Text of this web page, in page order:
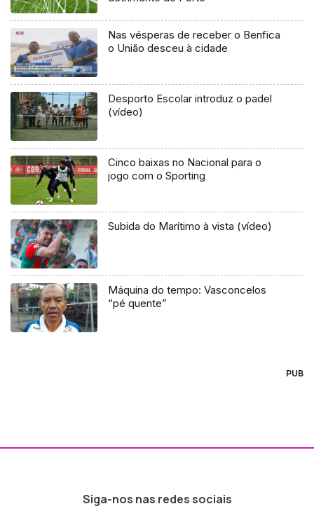
Nas vésperas de receber o Benfica
o União desceu à cidade
Desporto Escolar introduz o padel
(vídeo)
Cinco baixas no Nacional para o
jogo com o Sporting
Subida do Marítimo à vista (vídeo)
Máquina do tempo: Vasconcelos
“pé quente”
PUB
Siga-nos nas redes sociais